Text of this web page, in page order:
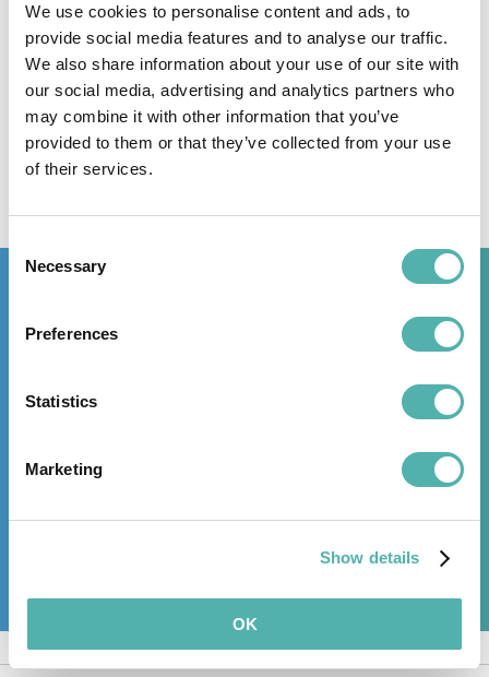
We use cookies to personalise content and ads, to
provide social media features and to analyse our traffic.
We also share information about your use of our site with
our social media, advertising and analytics partners who
may combine it with other information that you’ve
provided to them or that they’ve collected from your use
of their services.
Consent
Selection
Necessary
Preferences
Statistics
Marketing
Show details
OK
Leggi di piu
mobilità